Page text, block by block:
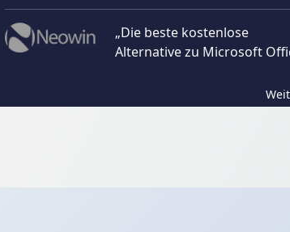
„Die beste kostenlose
Alternative zu Microsoft